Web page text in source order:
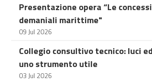
Presentazione opera “Le
demaniali marittime"
09 Jul 2026
Collegio consultivo tecnico: luci
uno strumento utile
03 Jul 2026